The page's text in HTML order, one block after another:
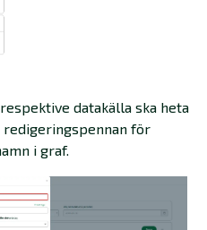
datakälla ska heta
redigeringspennan för
i graf.